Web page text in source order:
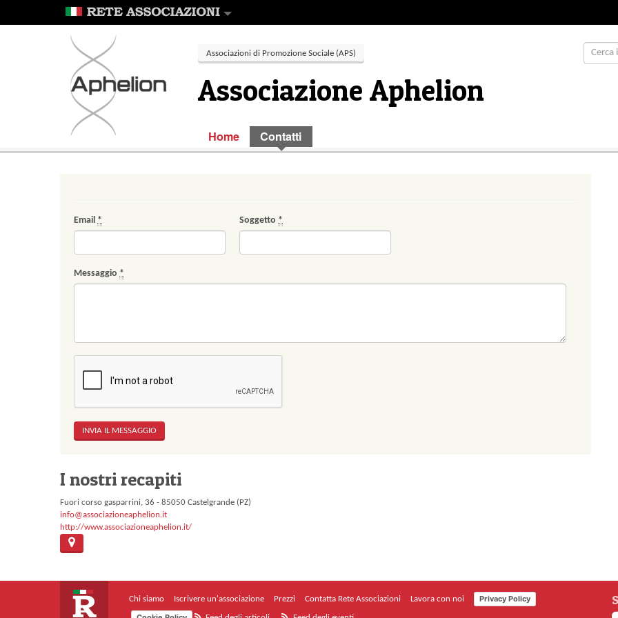
Associazioni di Promozione Sociale (APS)
Associazione Aphelion
Home Contatti
Email * Soggetto *
Messaggio *
I nostri recapiti
Fuori corso gasparrini, 36 - 85050 Castelgrande (PZ)
info@associazioneaphelion.it
http://www.associazioneaphelion.it/
Chi siamo Iscrivere un'associazione Prezzi Contatta Rete Associazioni Lavora con noi
Privacy Policy